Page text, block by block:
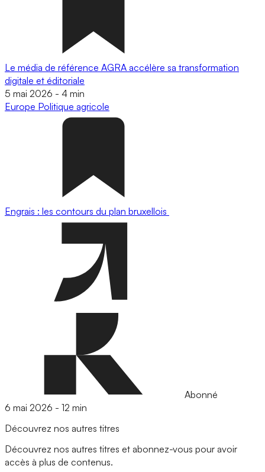
Le média de référence AGRA accélère sa transformation
digitale et éditoriale
5 mai 2026 - 4 min
Europe Politique agricole
Engrais : les contours du plan bruxellois
Abonné
6 mai 2026 - 12 min
Découvrez nos autres titres
Découvrez nos autres titres et abonnez-vous pour avoir
accès à plus de contenus.